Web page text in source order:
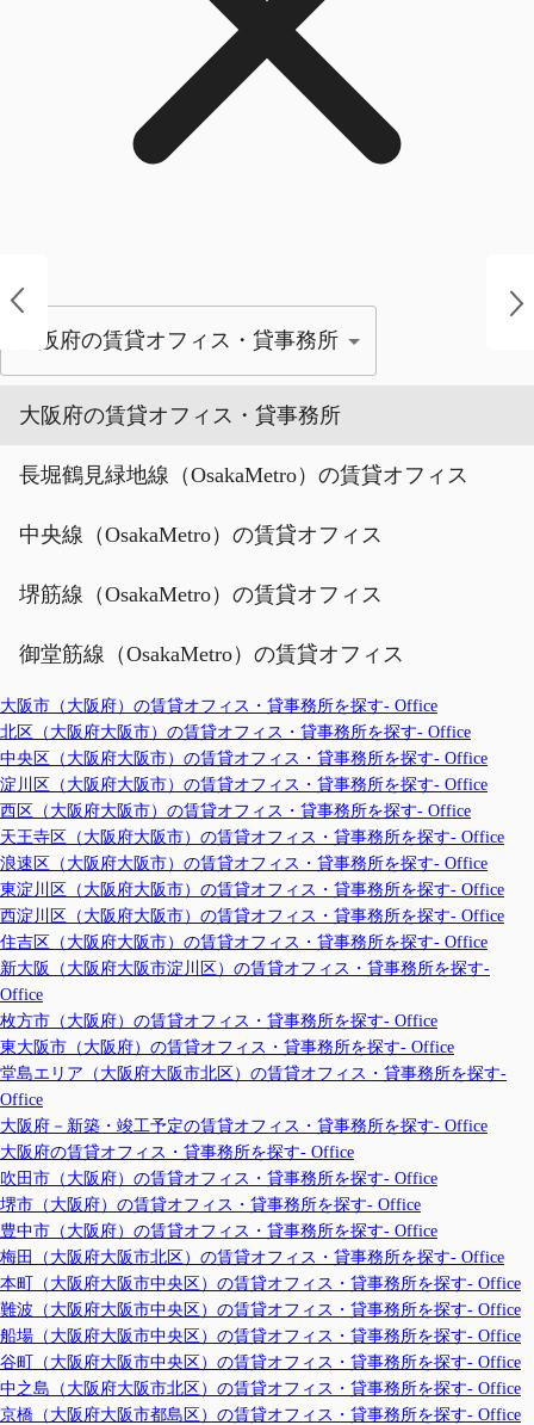
大阪府の賃貸オフィス・貸事務所
大阪府の賃貸オフィス・貸事務所
長堀鶴見緑地線（OsakaMetro）の賃貸オフィス
中央線（OsakaMetro）の賃貸オフィス
堺筋線（OsakaMetro）の賃貸オフィス
御堂筋線（OsakaMetro）の賃貸オフィス
大阪市（大阪府）の賃貸オフィス・貸事務所を探す- Office
北区（大阪府大阪市）の賃貸オフィス・貸事務所を探す- Office
中央区（大阪府大阪市）の賃貸オフィス・貸事務所を探す- Office
淀川区（大阪府大阪市）の賃貸オフィス・貸事務所を探す- Office
西区（大阪府大阪市）の賃貸オフィス・貸事務所を探す- Office
天王寺区（大阪府大阪市）の賃貸オフィス・貸事務所を探す- Office
浪速区（大阪府大阪市）の賃貸オフィス・貸事務所を探す- Office
東淀川区（大阪府大阪市）の賃貸オフィス・貸事務所を探す- Office
西淀川区（大阪府大阪市）の賃貸オフィス・貸事務所を探す- Office
住吉区（大阪府大阪市）の賃貸オフィス・貸事務所を探す- Office
新大阪（大阪府大阪市淀川区）の賃貸オフィス・貸事務所を探す-
Office
枚方市（大阪府）の賃貸オフィス・貸事務所を探す- Office
東大阪市（大阪府）の賃貸オフィス・貸事務所を探す- Office
堂島エリア（大阪府大阪市北区）の賃貸オフィス・貸事務所を探す-
Office
大阪府－新築・竣工予定の賃貸オフィス・貸事務所を探す- Office
大阪府の賃貸オフィス・貸事務所を探す- Office
吹田市（大阪府）の賃貸オフィス・貸事務所を探す- Office
堺市（大阪府）の賃貸オフィス・貸事務所を探す- Office
豊中市（大阪府）の賃貸オフィス・貸事務所を探す- Office
梅田（大阪府大阪市北区）の賃貸オフィス・貸事務所を探す- Office
本町（大阪府大阪市中央区）の賃貸オフィス・貸事務所を探す- Office
難波（大阪府大阪市中央区）の賃貸オフィス・貸事務所を探す- Office
船場（大阪府大阪市中央区）の賃貸オフィス・貸事務所を探す- Office
谷町（大阪府大阪市中央区）の賃貸オフィス・貸事務所を探す- Office
中之島（大阪府大阪市北区）の賃貸オフィス・貸事務所を探す- Office
京橋（大阪府大阪市都島区）の賃貸オフィス・貸事務所を探す- Office